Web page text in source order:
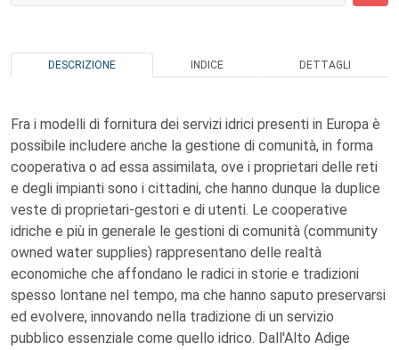
DESCRIZIONE INDICE DETTAGLI
Fra i modelli di fornitura dei servizi idrici presenti in Europa è
possibile includere anche la gestione di comunità, in forma
cooperativa o ad essa assimilata, ove i proprietari delle reti
e degli impianti sono i cittadini, che hanno dunque la duplice
veste di proprietari-gestori e di utenti. Le cooperative
idriche e più in generale le gestioni di comunità (community
owned water supplies) rappresentano delle realtà
economiche che affondano le radici in storie e tradizioni
spesso lontane nel tempo, ma che hanno saputo preservarsi
ed evolvere, innovando nella tradizione di un servizio
pubblico essenziale come quello idrico. Dall'Alto Adige